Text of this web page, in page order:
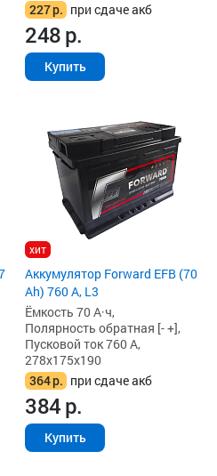
227р. при сдаче акб
248р.
Купить
хит
Аккумулятор Forward EFB (70
Ah) 760 А, L3
Ёмкость 70 А·ч,
Полярность обратная [- +],
Пусковой ток 760 А,
278x175x190
364р. при сдаче акб
384р.
Купить